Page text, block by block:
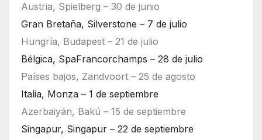
Austria, Spielberg – 30 de junio
Gran Bretaña, Silverstone – 7 de julio
Hungría, Budapest – 21 de julio
Bélgica, SpaFrancorchamps – 28 de julio
Países bajos, Zandvoort – 25 de agosto
Italia, Monza – 1 de septiembre
Azerbaiyán, Bakú – 15 de septiembre
Singapur, Singapur – 22 de septiembre